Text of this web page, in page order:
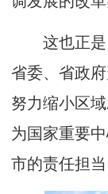
这也正是“
省委、省政
努力缩小区
为国家重要
市的责任担当